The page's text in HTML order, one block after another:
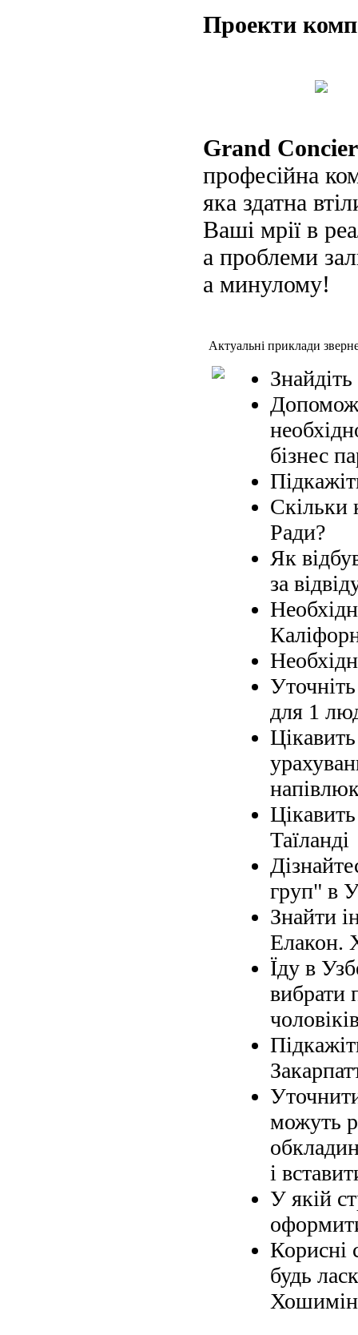
Проекти
Grand
професійна
яка здатна
Ваші мрії в
а проблеми
а минулому!
Актуальні приклади
бізнес
Скільки
Ради?
Як
за
для 1
Таїланді
груп" в
Знайти
Елакон.
Їду в
вибрати
можуть
і
У якій
Корисні
будь